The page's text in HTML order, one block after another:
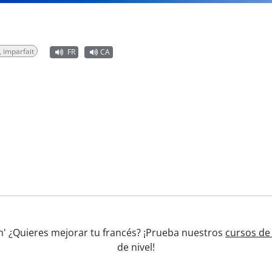
imparfait FR CA
¿Quieres mejorar tu francés? ¡Prueba nuestros cursos
de nivel!